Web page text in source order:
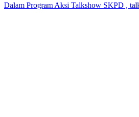
Dalam Program Aksi Talkshow SKPD ,